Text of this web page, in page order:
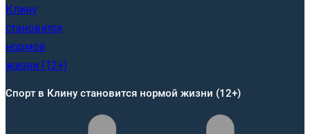
Спорт в Клину становится нормой жизни (12+)